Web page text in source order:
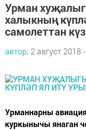
Урман
халыкның
самолеттан
автор, 2 август 2018
Урманнарны
куркынычы янаган